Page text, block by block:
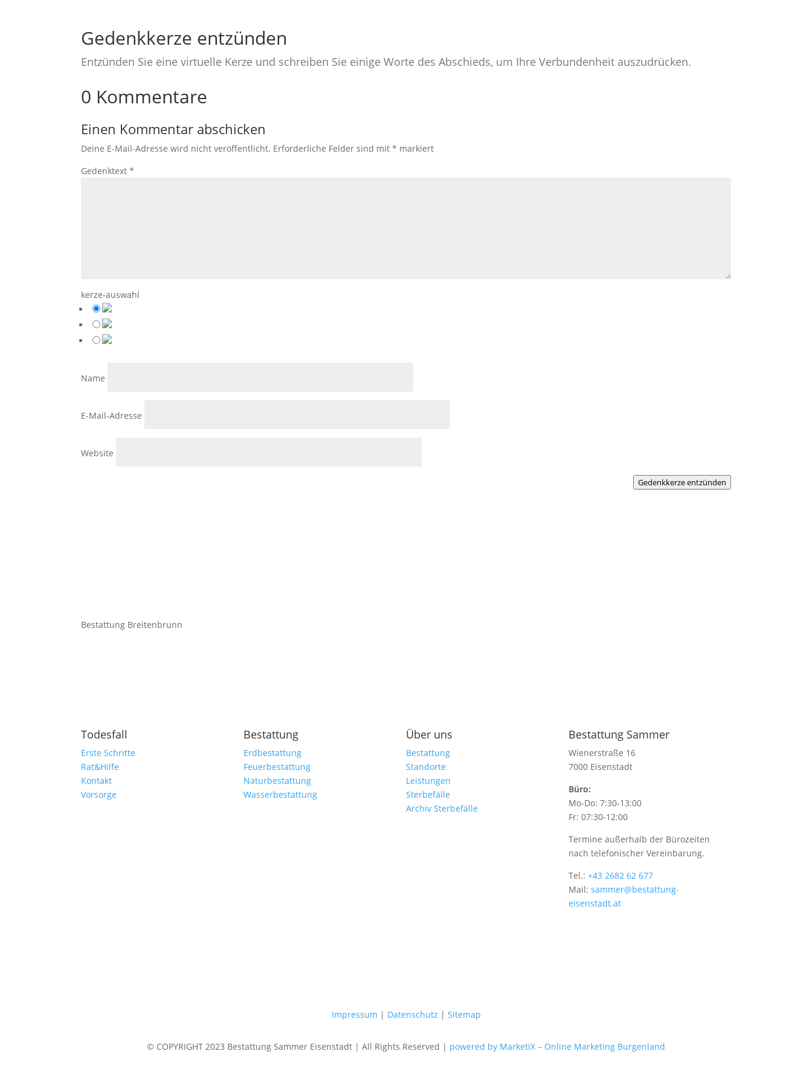
Gedenkkerze entzünden
Entzünden Sie eine virtuelle Kerze und schreiben Sie einige Worte des Abschieds, um Ihre Verbundenheit auszudrücken.
0 Kommentare
Einen Kommentar abschicken
Deine E-Mail-Adresse wird nicht veröffentlicht. Erforderliche Felder sind mit* markiert
Gedenktext*
kerze-auswahl
Name
E-Mail-Adresse
Website
Gedenkkerze entzünden
Bestattung Breitenbrunn
Todesfall
Erste Schritte
Rat&Hilfe
Kontakt
Vorsorge
Bestattung
Erdbestattung
Feuerbestattung
Naturbestattung
Wasserbestattung
Über uns
Bestattung
Standorte
Leistungen
Sterbefälle
Archiv Sterbefälle
Bestattung Sammer
Wienerstraße 16
7000 Eisenstadt
Büro:
Mo-Do: 7:30-13:00
Fr: 07:30-12:00
Termine außerhalb der Bürozeiten
nach telefonischer Vereinbarung.
Tel.: +43 2682 62 677
Mail: sammer@bestattung-
eisenstadt.at
Impressum | Datenschutz | Sitemap
© COPYRIGHT 2023 Bestattung Sammer Eisenstadt | All Rights Reserved | powered by MarketiX – Online Marketing Burgenland